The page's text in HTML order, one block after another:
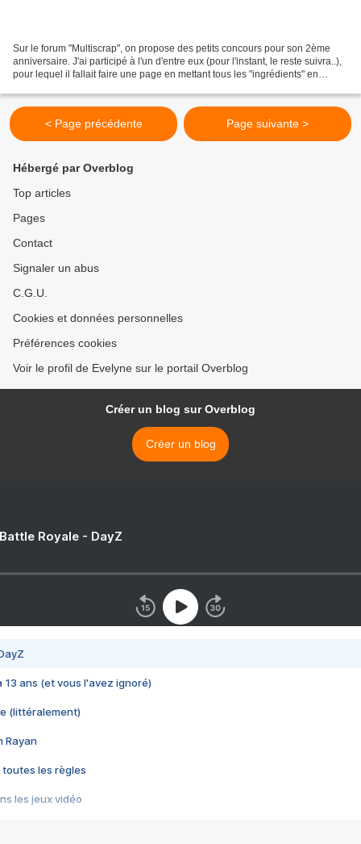
Sur le forum "Multiscrap", on propose des petits concours pour son 2ème
anniversaire. J'ai participé à l'un d'entre eux (pour l'instant, le reste suivra..),
pour lequel il fallait faire une page en mettant tous les "ingrédients" en
< Page précédente Page suivante >
Hébergé par Overblog
Top articles
Pages
Contact
Signaler un abus
C.G.U.
Cookies et données personnelles
Préférences cookies
Voir le profil de Evelyne sur le portail Overblog
Créer un blog sur Overblog
Créer un blog
Royale - DayZ
13 ans (et vous l'avez ignoré)
(littéralement)
Rayan
toutes les règles
les jeux vidéo